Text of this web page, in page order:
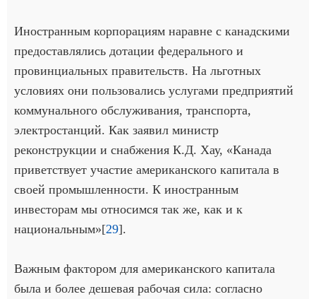
Иностранным корпорациям наравне с канадскими
предоставлялись дотации федерального и
провинциальных правительств. На льготных
условиях они пользовались услугами предприятий
коммунального обслуживания, транспорта,
электростанций. Как заявил министр
реконструкции и снабжения К.Д. Хау, «Канада
приветствует участие американского капитала в
своей промышленности. К иностранным
инвесторам мы относимся так же, как и к
национальным»[29].
Важным фактором для американского капитала
была и более дешевая рабочая сила: согласно